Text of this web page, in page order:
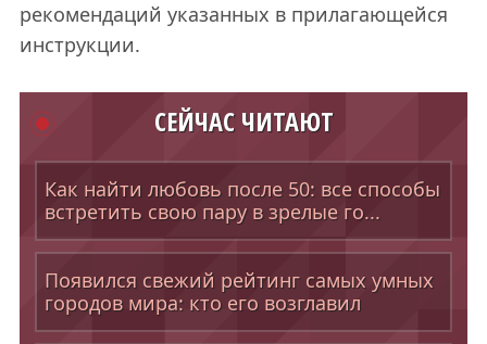
рекомендаций указанных в прилагающейся
инструкции.
СЕЙЧАС ЧИТАЮТ
Как найти любовь после 50: все способы
встретить свою пару в зрелые го...
Появился свежий рейтинг самых умных
городов мира: кто его возглавил